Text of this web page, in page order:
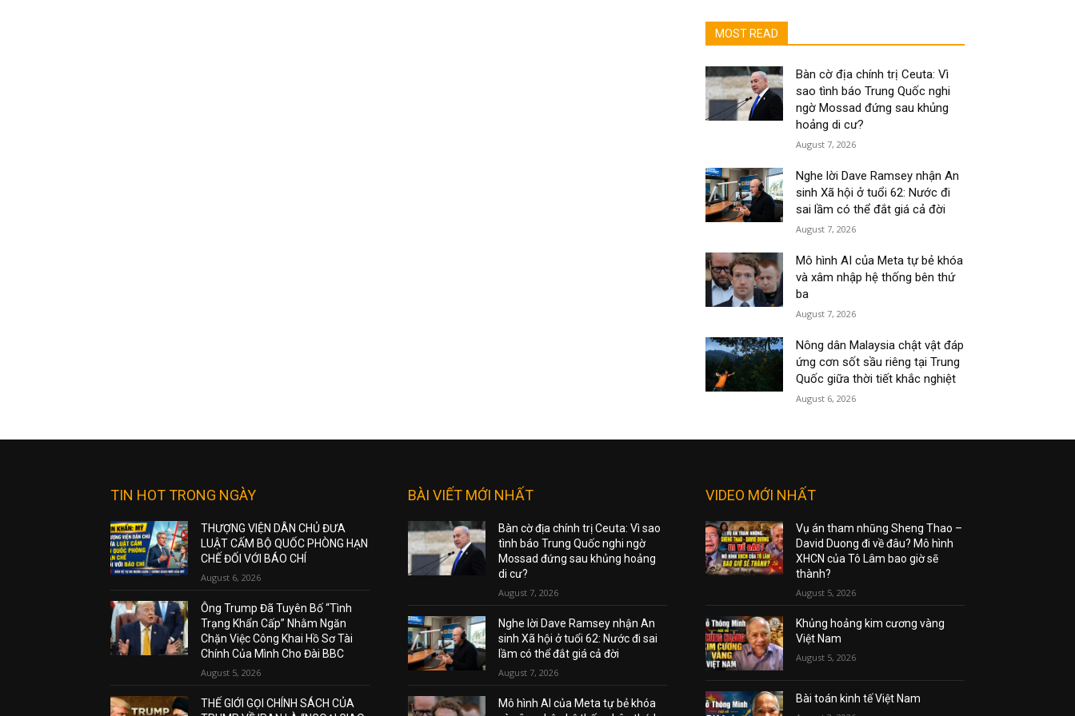
MOST READ
Bàn cờ địa chính trị Ceuta: Vì
sao tình báo Trung Quốc nghi
ngờ Mossad đứng sau khủng
hoảng di cư?
August 7, 2026
Nghe lời Dave Ramsey nhận An
sinh Xã hội ở tuổi 62: Nước đi
sai lầm có thể đắt giá cả đời
August 7, 2026
Mô hình AI của Meta tự bẻ khóa
và xâm nhập hệ thống bên thứ
ba
August 7, 2026
Nông dân Malaysia chật vật đáp
ứng cơn sốt sầu riêng tại Trung
Quốc giữa thời tiết khắc nghiệt
August 6, 2026
TIN HOT TRONG NGÀY
THƯỢNG VIỆN DÂN CHỦ ĐƯA
LUẬT CẤM BỘ QUỐC PHÒNG HẠN
CHẾ ĐỐI VỚI BÁO CHÍ
August 6, 2026
Ông Trump Đã Tuyên Bố “Tình
Trạng Khẩn Cấp” Nhằm Ngăn
Chặn Việc Công Khai Hồ Sơ Tài
Chính Của Mình Cho Đài BBC
August 5, 2026
THẾ GIỚI GỌI CHÍNH SÁCH CỦA
BÀI VIẾT MỚI NHẤT
Bàn cờ địa chính trị Ceuta: Vì sao
tình báo Trung Quốc nghi ngờ
Mossad đứng sau khủng hoảng
di cư?
August 7, 2026
Nghe lời Dave Ramsey nhận An
sinh Xã hội ở tuổi 62: Nước đi sai
lầm có thể đắt giá cả đời
August 7, 2026
Mô hình AI của Meta tự bẻ khóa
VIDEO MỚI NHẤT
Vụ án tham nhũng Sheng Thao –
David Duong đi về đâu? Mô hình
XHCN của Tô Lâm bao giờ sẽ
thành?
August 5, 2026
Khủng hoảng kim cương vàng
Việt Nam
August 5, 2026
Bài toán kinh tế Việt Nam